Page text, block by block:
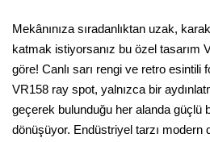
Mekânınıza sıradanlıktan uzak,
katmak istiyorsanız bu özel tasarım
göre! Canlı sarı rengi ve retro esintili
VR158 ray spot, yalnızca bir
geçerek bulunduğu her alanda güçlü
dönüşüyor. Endüstriyel tarzı modern